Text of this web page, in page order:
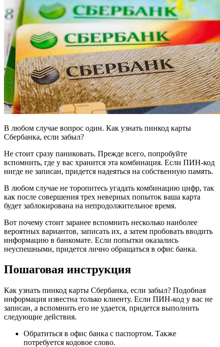
В любом случае вопрос один. Как узнать пинкод карты
Сбербанка, если забыл?
Не стоит сразу паниковать. Прежде всего, попробуйте
вспомнить, где у вас хранится эта комбинация. Если ПИН-код
нигде не записан, придется надеяться на собственную память.
В любом случае не торопитесь угадать комбинацию цифр, так
как после совершения трех неверных попыток ваша карта
будет заблокирована на непродолжительное время.
Вот почему стоит заранее вспомнить несколько наиболее
вероятных вариантов, записать их, а затем пробовать вводить
информацию в банкомате. Если попытки оказались
неуспешными, придется лично обращаться в офис банка.
Пошаговая инструкция
Как узнать пинкод карты Сбербанка, если забыл? Подобная
информация известна только клиенту. Если ПИН-код у вас не
записан, а вспомнить его не удается, придется выполнить
следующие действия.
Обратиться в офис банка с паспортом. Также
потребуется кодовое слово.